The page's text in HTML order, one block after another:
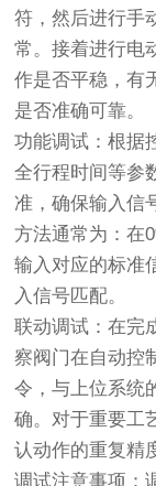
符，然后进行手
常。接着进行电
作是否平稳，有
是否准确可靠。
功能调试：根据
全行程时间等参
准，确保输入信
方法通常为：在
输入对应的标准
入信号匹配。
联动调试：在完
察阀门在自动控
令，与上位系统
确。对于重要工
认动作的重复精
调试注意事项：